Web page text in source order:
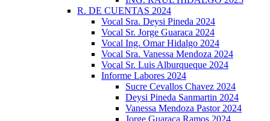
R. DE CUENTAS 2024
Vocal Sra. Deysi Pineda 2024
Vocal Sr. Jorge Guaraca 2024
Vocal Ing. Omar Hidalgo 2024
Vocal Sra. Vanessa Mendoza 2024
Vocal Sr. Luis Alburqueque 2024
Informe Labores 2024
Sucre Cevallos Chavez 2024
Deysi Pineda Sanmartin 2024
Vanessa Mendoza Pastor 2024
Jorge Guaraca Ramos 2024